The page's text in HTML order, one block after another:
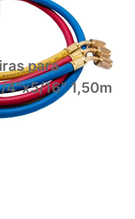
para
4"x5/16" 1,50m